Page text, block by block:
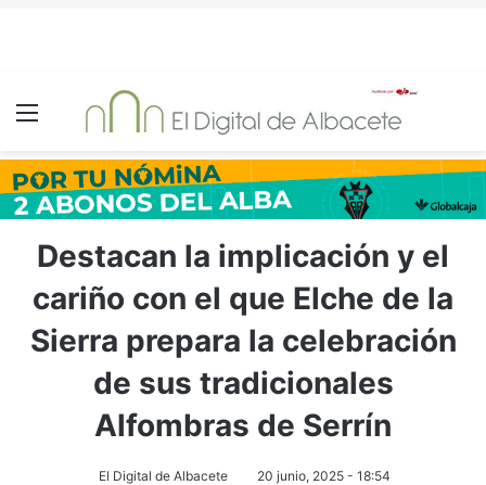
Menú
Destacan la implicación y el
cariño con el que Elche de la
Sierra prepara la celebración
de sus tradicionales
Alfombras de Serrín
El Digital de Albacete 20 junio, 2025 - 18:54